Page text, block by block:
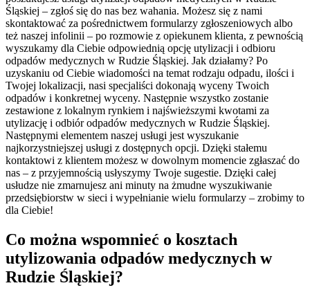
Śląskiej – zgłoś się do nas bez wahania. Możesz się z nami
skontaktować za pośrednictwem formularzy zgłoszeniowych albo
też naszej infolinii – po rozmowie z opiekunem klienta, z pewnością
wyszukamy dla Ciebie odpowiednią opcję utylizacji i odbioru
odpadów medycznych w Rudzie Śląskiej. Jak działamy? Po
uzyskaniu od Ciebie wiadomości na temat rodzaju odpadu, ilości i
Twojej lokalizacji, nasi specjaliści dokonają wyceny Twoich
odpadów i konkretnej wyceny. Następnie wszystko zostanie
zestawione z lokalnym rynkiem i najświeższymi kwotami za
utylizację i odbiór odpadów medycznych w Rudzie Śląskiej.
Następnymi elementem naszej usługi jest wyszukanie
najkorzystniejszej usługi z dostępnych opcji. Dzięki stałemu
kontaktowi z klientem możesz w dowolnym momencie zgłaszać do
nas – z przyjemnością usłyszymy Twoje sugestie. Dzięki całej
usłudze nie zmarnujesz ani minuty na żmudne wyszukiwanie
przedsiębiorstw w sieci i wypełnianie wielu formularzy – zrobimy to
dla Ciebie!
Co można wspomnieć o kosztach
utylizowania odpadów medycznych w
Rudzie Śląskiej?